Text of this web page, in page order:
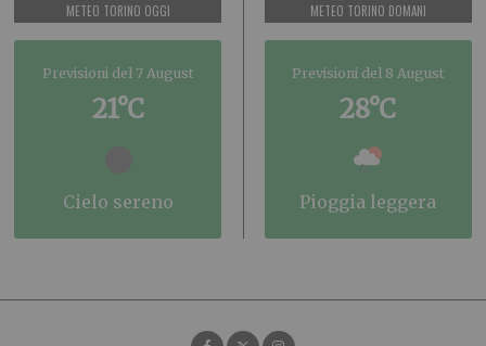
METEO TORINO OGGI
Previsioni del 7 August
21°C
cielo sereno
METEO TORINO DOMANI
Previsioni del 8 August
28°C
pioggia leggera